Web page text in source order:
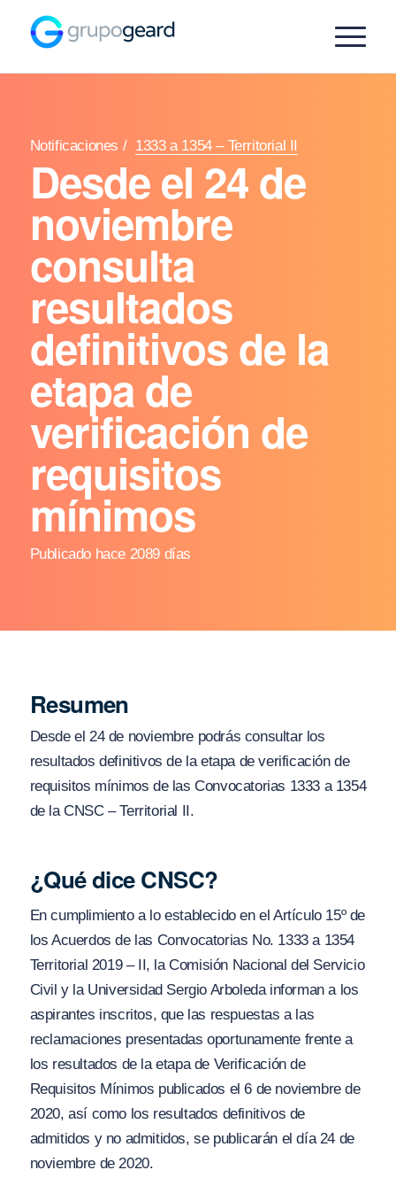
Notificaciones / 1333 a 1354 – Territorial II
Desde el 24 de
noviembre
consulta
resultados
definitivos de la
etapa de
verificación de
requisitos
mínimos
Publicado hace 2089 días
Resumen
Desde el 24 de noviembre podrás consultar los
resultados definitivos de la etapa de verificación de
requisitos mínimos de las Convocatorias 1333 a 1354
de la CNSC – Territorial II.
¿Qué dice CNSC?
En cumplimiento a lo establecido en el Artículo 15º de
los Acuerdos de las Convocatorias No. 1333 a 1354
Territorial 2019 – II, la Comisión Nacional del Servicio
Civil y la Universidad Sergio Arboleda informan a los
aspirantes inscritos, que las respuestas a las
reclamaciones presentadas oportunamente frente a
los resultados de la etapa de Verificación de
Requisitos Mínimos publicados el 6 de noviembre de
2020, así como los resultados definitivos de
admitidos y no admitidos, se publicarán el día 24 de
noviembre de 2020.